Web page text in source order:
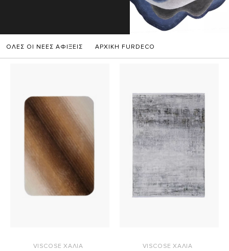
ΟΛΕΣ ΟΙ ΝΕΕΣ ΑΦΙΞΕΙΣ ΑΡΧΙΚΗ FURDECO
VISCOSE ΧΑΛΙΑ VISCOSE ΧΑΛΙΑ